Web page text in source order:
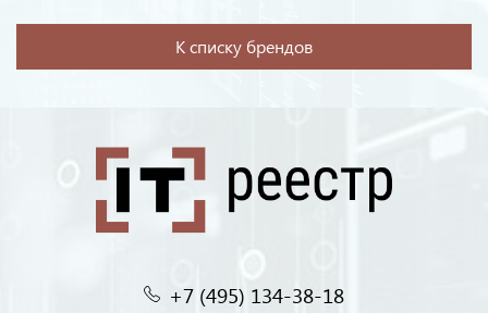
К списку брендов
+7 (495) 134-38-18‬